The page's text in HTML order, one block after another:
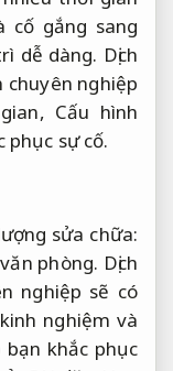
cố gắng sang
dễ dàng. Dịch
nghiệp
Cấu hình
sự cố.
sửa chữa:
phòng. Dịch
nghiệp sẽ có
nghiệm và
khắc phục